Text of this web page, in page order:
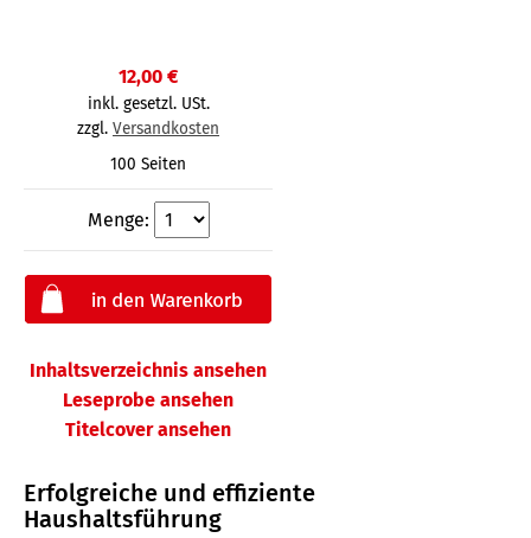
12,00 €
inkl. gesetzl. USt.
zzgl. Versandkosten
100 Seiten
Menge:
Inhaltsverzeichnis ansehen
Leseprobe ansehen
Titelcover ansehen
Erfolgreiche und effiziente
Haushaltsführung